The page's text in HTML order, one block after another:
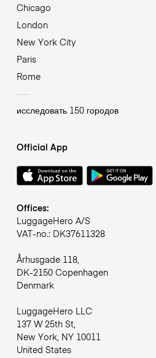
Chicago
London
New York City
Paris
Rome
исследовать 150 городов
Official App
Offices:
LuggageHero A/S
VAT-no.: DK37611328
Århusgade 118,
DK-2150 Copenhagen
Denmark
LuggageHero LLC
137 W 25th St,
New York, NY 10011
United States